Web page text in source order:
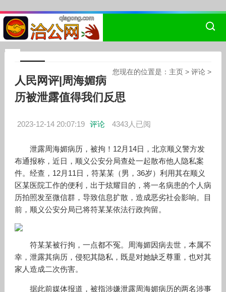
您现在的位置是： 主页 >评论 >
人民网评|周海媚病
历被泄露值得我们反思
2023-12-14 20:07:19 评论 4343人已阅
泄露周海媚病历，被拘！12月14日，北京顺义警方发
布通报称，近日，顺义公安分局查处一起散布他人隐私案
件。经查，12月11日，符某某（男，36岁）利用其在顺义
区某医院工作的便利，出于炫耀目的，将一名病患的个人病
历拍照发至微信群，导致信息扩散，造成恶劣社会影响。目
前，顺义公安分局已将符某某依法行政拘留。
符某某被行拘，一点都不冤。周海媚因病去世，本属不
幸，泄露其病历，侵犯其隐私，既是对她缺乏尊重，也对其
家人造成二次伤害。
据此前媒体报道，被指涉嫌泄露周海媚病历的两名涉事